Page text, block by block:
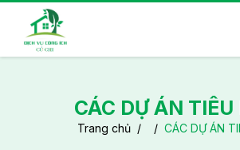
CÁC DỰ ÁN TIÊU
Trang chủ CÁC DỰ ÁN